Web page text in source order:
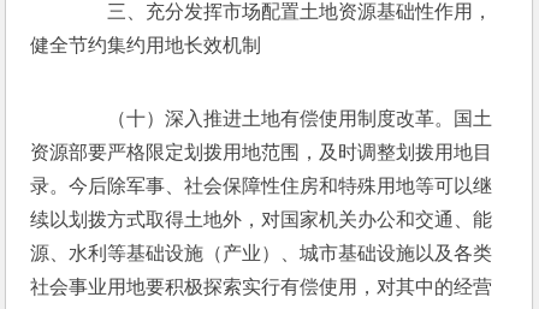
三、充分发挥市场配置土地资源基础性作用，
健全节约集约用地长效机制
（十）深入推进土地有偿使用制度改革。国土
资源部要严格限定划拨用地范围，及时调整划拨用地目
录。今后除军事、社会保障性住房和特殊用地等可以继
续以划拨方式取得土地外，对国家机关办公和交通、能
源、水利等基础设施（产业）、城市基础设施以及各类
社会事业用地要积极探索实行有偿使用，对其中的经营